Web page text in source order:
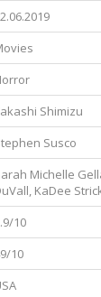
Shimizu
Susco
Michelle
KaDee
10
10